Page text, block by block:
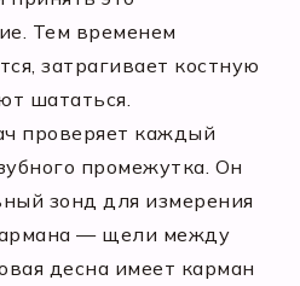
Тем временем
затрагивает костную
шататься.
проверяет каждый
промежутка. Он
зонд для измерения
— щели между
десна имеет карман